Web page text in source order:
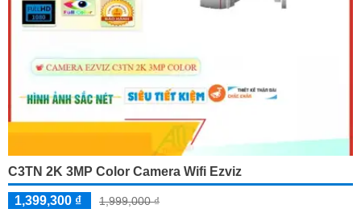
C3TN 2K 3MP Color Camera Wifi Ezviz
1,399,300 ₫ 1,999,000 ₫